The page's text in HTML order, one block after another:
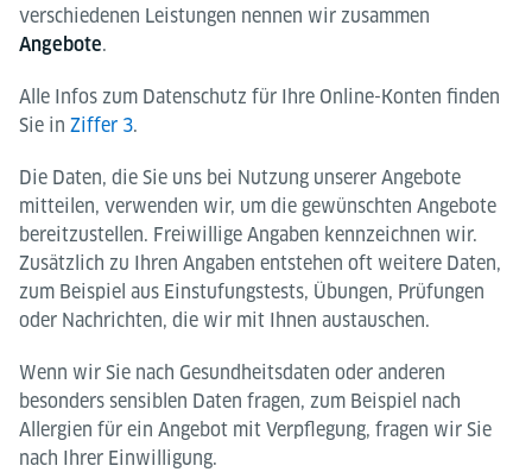
verschiedenen Leistungen nennen wir zusammen
Angebote.
Alle Infos zum Datenschutz für Ihre Online-Konten finden
Sie in Ziffer 3.
Die Daten, die Sie uns bei Nutzung unserer Angebote
mitteilen, verwenden wir, um die gewünschten Angebote
bereitzustellen. Freiwillige Angaben kennzeichnen wir.
Zusätzlich zu Ihren Angaben entstehen oft weitere Daten,
zum Beispiel aus Einstufungstests, Übungen, Prüfungen
oder Nachrichten, die wir mit Ihnen austauschen.
Wenn wir Sie nach Gesundheitsdaten oder anderen
besonders sensiblen Daten fragen, zum Beispiel nach
Allergien für ein Angebot mit Verpflegung, fragen wir Sie
nach Ihrer Einwilligung.